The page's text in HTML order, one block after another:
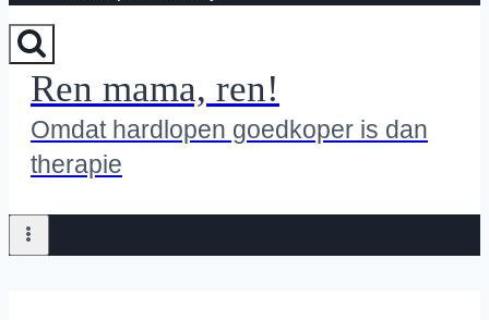
Ren mama, ren!
Omdat hardlopen goedkoper is dan
therapie